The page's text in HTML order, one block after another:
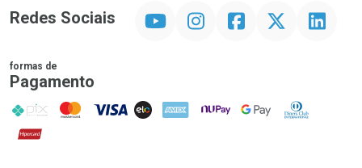
Redes Sociais InstagramFacebookTwitter Linkedin
formas de
Pagamento
PIX MasterCard
VISA ELO AMEX NuPay Google PayDiners Club
Hipercard